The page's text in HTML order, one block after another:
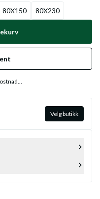
80X150 80X230
Velg butikk